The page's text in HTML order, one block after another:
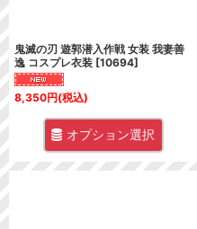
鬼滅の刃 遊郭潜入作戦 女装 我妻善
逸 コスプレ衣装 [10694]
8,350円(税込)
オプション選択